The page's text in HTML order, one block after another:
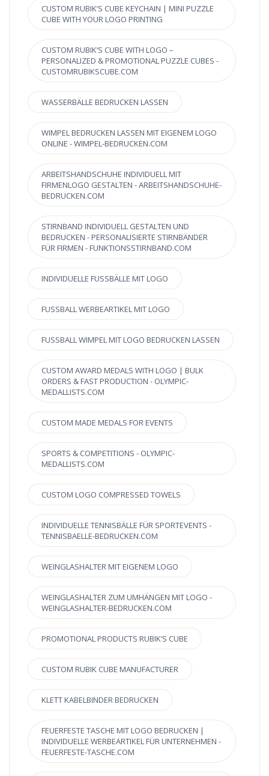
CUSTOM RUBIK’S CUBE KEYCHAIN | MINI PUZZLE
CUBE WITH YOUR LOGO PRINTING
CUSTOM RUBIK’S CUBE WITH LOGO –
PERSONALIZED & PROMOTIONAL PUZZLE CUBES -
CUSTOMRUBIKSCUBE.COM
WASSERBÄLLE BEDRUCKEN LASSEN
WIMPEL BEDRUCKEN LASSEN MIT EIGENEM LOGO
ONLINE - WIMPEL-BEDRUCKEN.COM
ARBEITSHANDSCHUHE INDIVIDUELL MIT
FIRMENLOGO GESTALTEN - ARBEITSHANDSCHUHE-
BEDRUCKEN.COM
STIRNBAND INDIVIDUELL GESTALTEN UND
BEDRUCKEN - PERSONALISIERTE STIRNBÄNDER
FÜR FIRMEN - FUNKTIONSSTIRNBAND.COM
INDIVIDUELLE FUSSBÄLLE MIT LOGO
FUSSBALL WERBEARTIKEL MIT LOGO
FUSSBALL WIMPEL MIT LOGO BEDRUCKEN LASSEN
CUSTOM AWARD MEDALS WITH LOGO | BULK
ORDERS & FAST PRODUCTION - OLYMPIC-
MEDALLISTS.COM
CUSTOM MADE MEDALS FOR EVENTS
SPORTS & COMPETITIONS - OLYMPIC-
MEDALLISTS.COM
CUSTOM LOGO COMPRESSED TOWELS
INDIVIDUELLE TENNISBÄLLE FÜR SPORTEVENTS -
TENNISBAELLE-BEDRUCKEN.COM
WEINGLASHALTER MIT EIGENEM LOGO
WEINGLASHALTER ZUM UMHÄNGEN MIT LOGO -
WEINGLASHALTER-BEDRUCKEN.COM
PROMOTIONAL PRODUCTS RUBIK’S CUBE
CUSTOM RUBIK CUBE MANUFACTURER
KLETT KABELBINDER BEDRUCKEN
FEUERFESTE TASCHE MIT LOGO BEDRUCKEN |
INDIVIDUELLE WERBEARTIKEL FÜR UNTERNEHMEN -
FEUERFESTE-TASCHE.COM